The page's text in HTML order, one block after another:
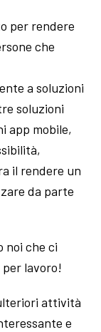
per rendere
che
a soluzioni
soluzioni
app mobile,
il rendere un
da parte
noi che ci
lavoro!
attività
e